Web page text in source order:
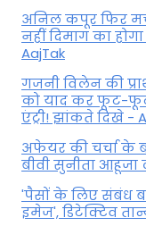
अनिल कपूर फिर
नहीं दिमाग का
AajTak
गजनी विलेन की
को याद कर फूट-
एंट्री! झांकते दिखे -
अफेयर की चर्चा के
बीवी सुनीता
'पैसों के लिए संबंध
इमेज', डिटेक्टिव